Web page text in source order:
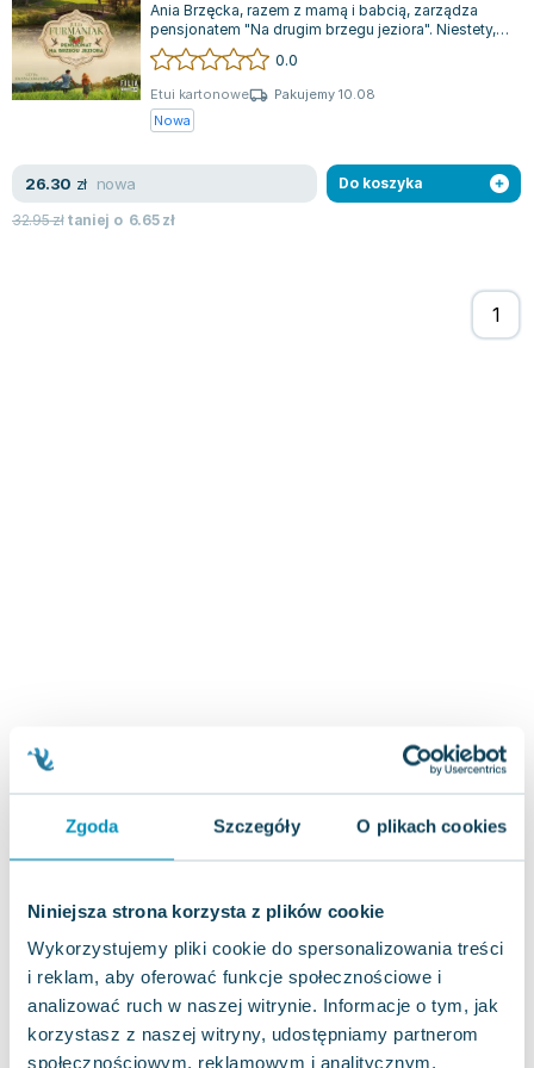
Zgoda Szczegóły O plikach cookies
Niniejsza strona korzysta z plików cookie
Wykorzystujemy pliki cookie do spersonalizowania treści
i reklam, aby oferować funkcje społecznościowe i
analizować ruch w naszej witrynie. Informacje o tym, jak
korzystasz z naszej witryny, udostępniamy partnerom
społecznościowym, reklamowym i analitycznym.
Zygmunt Freud
Agata Passent
Michel Moran
Katarzyna Miller
Antoine de Saint Exupery
Joanna Racewicz
Maria Seweryn
Janina Zającówna
Eric Helms
Nela Mała Reporterka
Agnieszka Maciąg
Barbara Wrzesińska
Terry Pratchett
Virginia Woolf
Ania Brzęcka, razem z mamą i babcią, zarządza
pensjonatem "Na drugim brzegu jeziora". Niestety,
w sąsiedztwie powstaje nowy hotel,...
0.0
Etui kartonowe
Pakujemy 10.08
Nowa
26.30 zł nowa
32.95złtaniej o 6.65zł
Do koszyka